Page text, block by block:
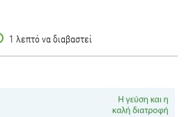
1 λεπτό να διαβαστεί